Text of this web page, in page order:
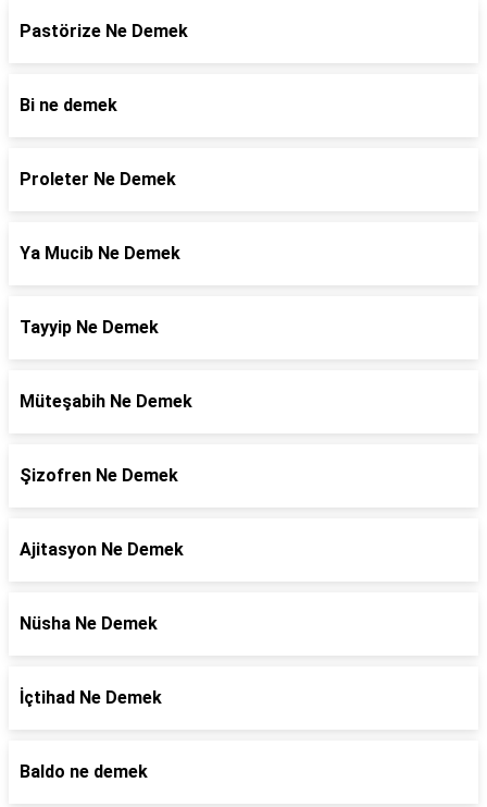
Pastörize Ne Demek
Bi ne demek
Proleter Ne Demek
Ya Mucib Ne Demek
Tayyip Ne Demek
Müteşabih Ne Demek
Şizofren Ne Demek
Ajitasyon Ne Demek
Nüsha Ne Demek
İçtihad Ne Demek
Baldo ne demek